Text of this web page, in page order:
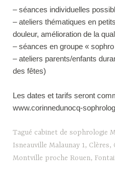
– séances individuelles
– ateliers thématiques en
douleur, amélioration de la
– séances en groupe «
– ateliers parents/enfants
des fêtes)
Les dates et tarifs seront
www.corinnedunocq-
Tagué cabinet de sophrologie
Isneauville Malaunay 1, Clères,
Montville proche Rouen,